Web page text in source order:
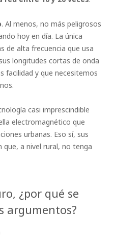
. Al menos, no más peligrosos
hoy en día. La única
de alta frecuencia que usa
longitudes cortas de onda
facilidad y que necesitemos
casi imprescindible
electromagnético que
urbanas. Eso sí, sus
a nivel rural, no tenga
¿por qué se
argumentos?